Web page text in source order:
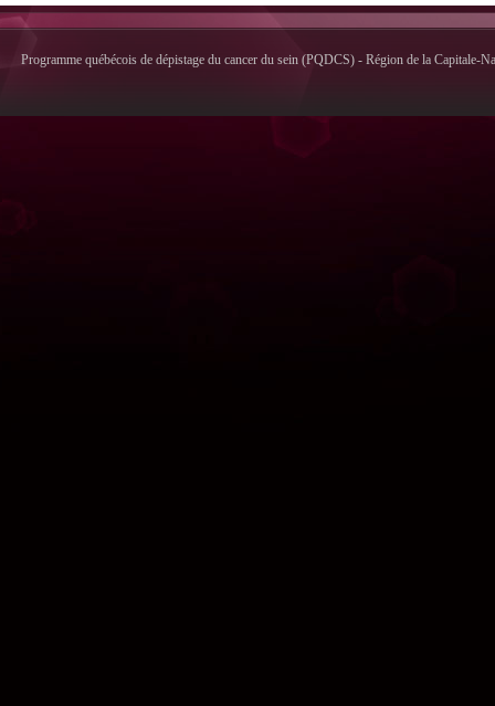
Programme québécois de dépistage du cancer du sein (PQDCS) - Région de la Capitale-